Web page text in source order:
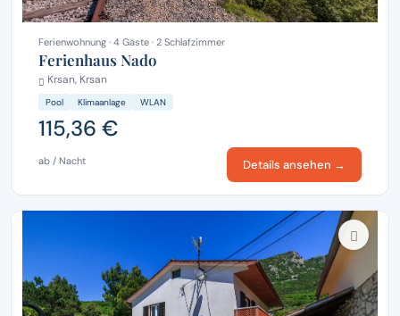
Ferienwohnung · 4 Gäste · 2 Schlafzimmer
Ferienhaus Nado
Krsan, Krsan
Pool Klimaanlage WLAN
115,36 €
ab / Nacht Details ansehen →